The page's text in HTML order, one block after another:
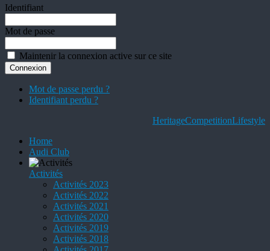
Identifiant
Mot de passe
Maintenir la connexion active sur ce site
Mot de passe perdu ?
Identifiant perdu ?
HeritageCompetitionLifestyle
Home
Audi Club
Activités
Activités 2023
Activités 2022
Activités 2021
Activités 2020
Activités 2019
Activités 2018